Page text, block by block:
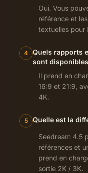
Oui. Vous
référence et
textuelles pour
4
Quels rapports
sont
Il prend en
16:9 et 21:9,
4K.
5 Quelle est la
Seedream 4.5
références et
prend en
sortie 2K / 3K.